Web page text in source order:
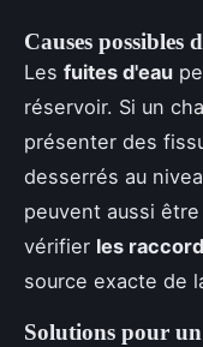
Causes possibles
Les fuites d'eau
réservoir. Si un
présenter des
desserrés au
peuvent aussi
vérifier les
source exacte de
Solutions pour